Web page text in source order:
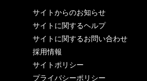
サイトからのお知らせ
サイトに関するヘルプ
サイトに関するお問い合わせ
採用情報
サイトポリシー
プライバシーポリシー